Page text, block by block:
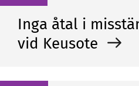
Inga åtal i
vid Keusote